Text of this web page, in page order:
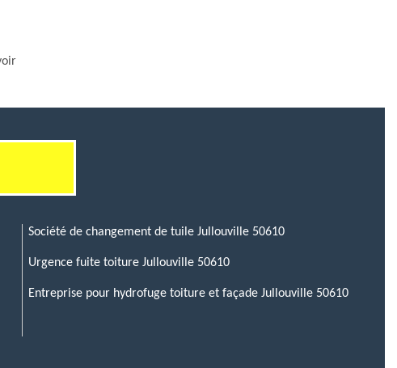
Société de changement de tuile Jullouville 50610
Urgence fuite toiture Jullouville 50610
Entreprise pour hydrofuge toiture et façade Jullouville 50610